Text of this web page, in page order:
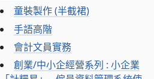
童裝製作 (半截裙)
手語高階
會計文員實務
創業/中小企經營系列 : 小企業